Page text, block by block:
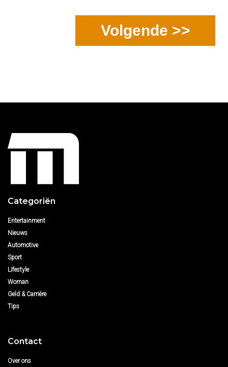
Volgende >>
Categoriën
Entertainment
Nieuws
Automotive
Sport
Lifestyle
Woman
Geld & Carrière
Tips
Contact
Over ons